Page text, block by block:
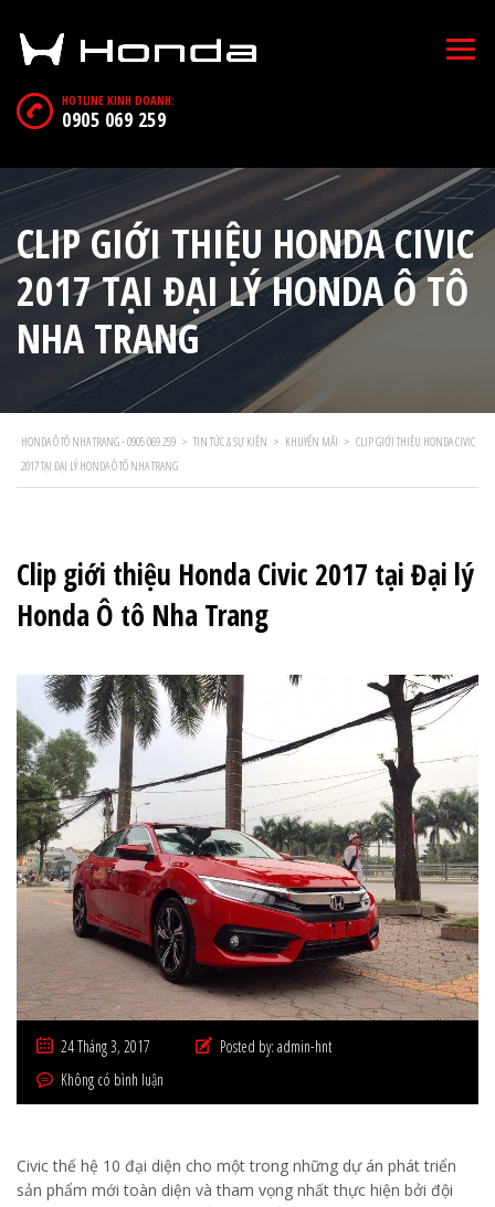
HOTLINE KINH DOANH:
0905 069 259
CLIP GIỚI THIỆU HONDA CIVIC
2017 TẠI ĐẠI LÝ HONDA Ô TÔ
NHA TRANG
HONDA Ô TÔ NHA TRANG - 0905 069 259 > TIN TỨC & SỰ KIỆN > KHUYẾN MÃI > CLIP GIỚI THIỆU HONDA CIVIC
2017 TẠI ĐẠI LÝ HONDA Ô TÔ NHA TRANG
Clip giới thiệu Honda Civic 2017 tại Đại lý
Honda Ô tô Nha Trang
24 Tháng 3, 2017 Posted by: admin-hnt
Không có bình luận
Civic thế hệ 10 đại diện cho một trong những dự án phát triển
sản phẩm mới toàn diện và tham vọng nhất thực hiện bởi đội